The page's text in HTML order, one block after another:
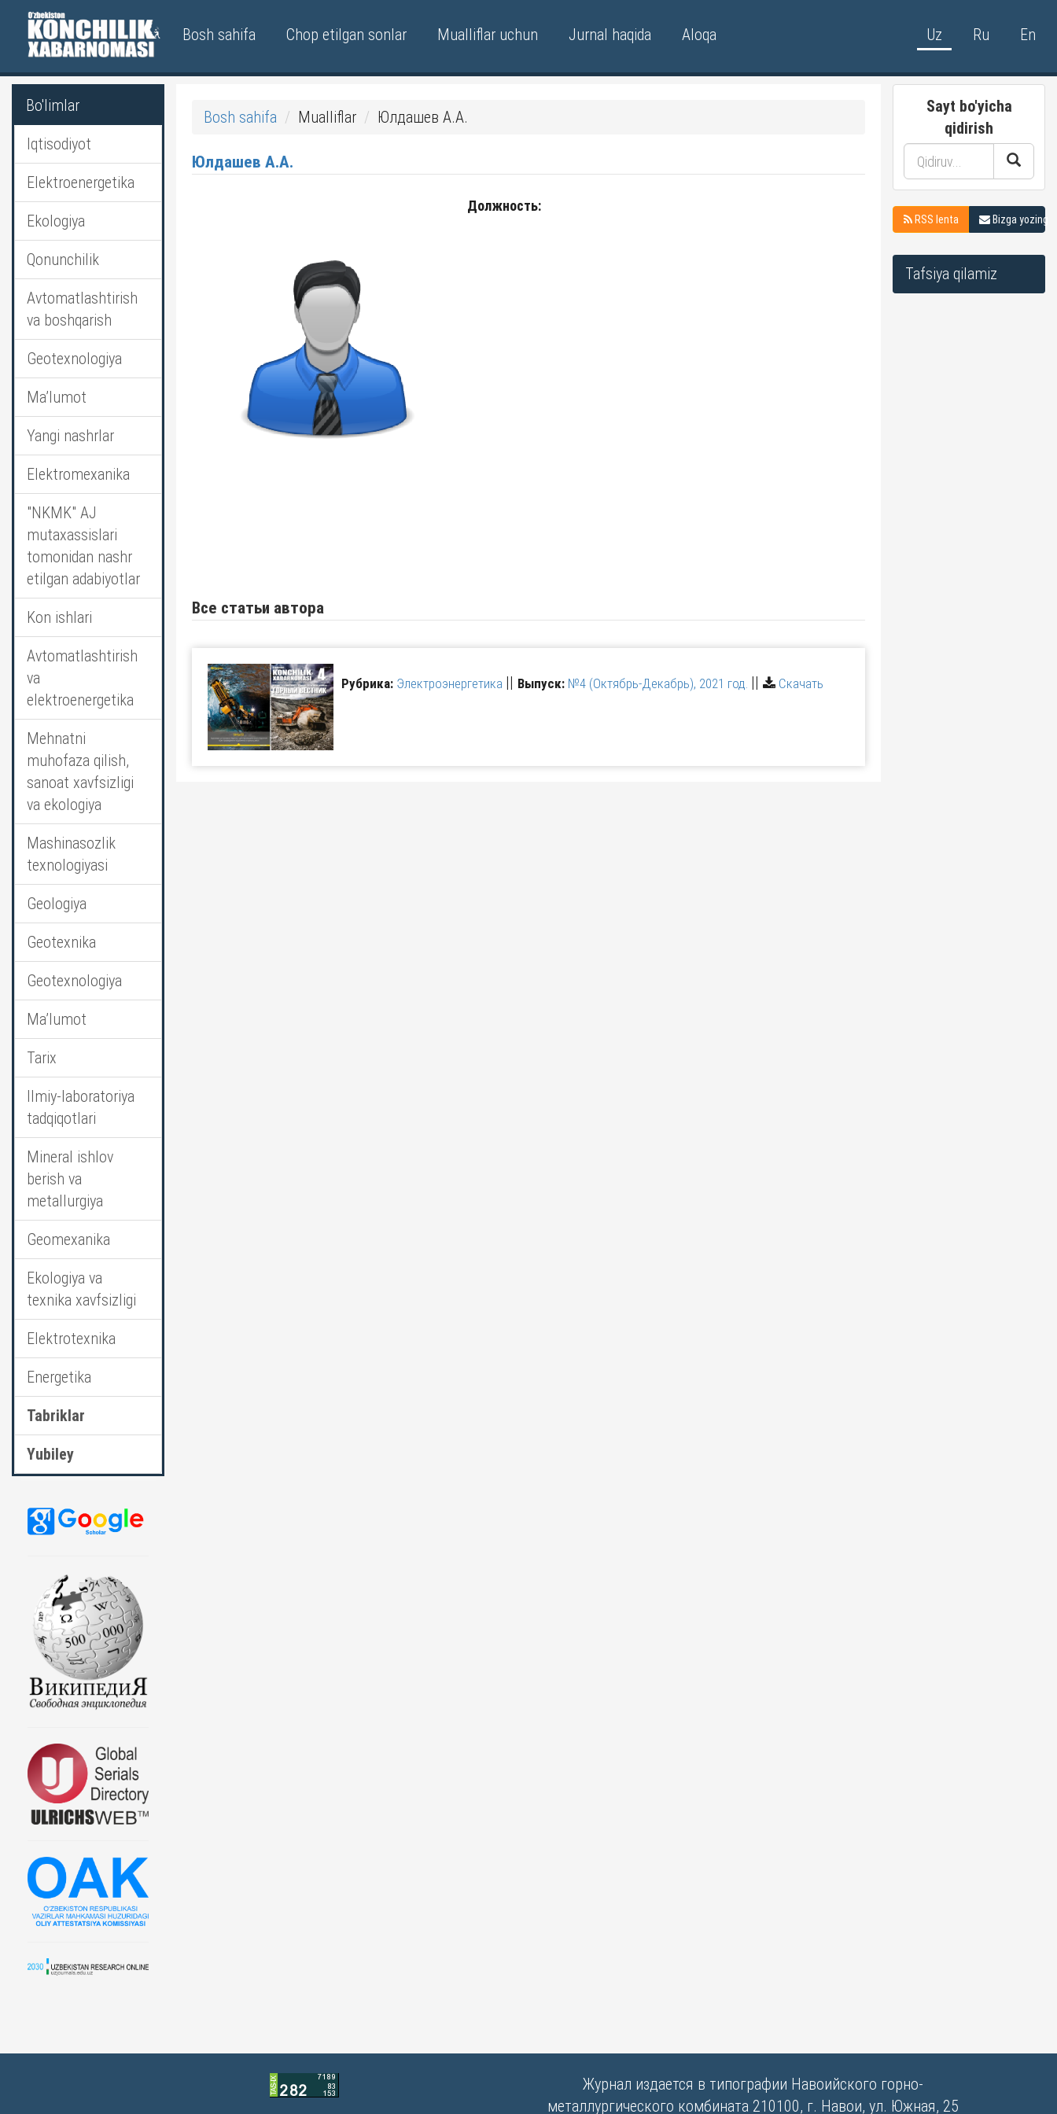
Bosh sahifa Chop etilgan sonlar Mualliflar uchun Jurnal haqida Aloqa Uz Ru En
Bo'limlar
Iqtisodiyot
Elektroenergetika
Ekologiya
Qonunchilik
Avtomatlashtirish
va boshqarish
Geotexnologiya
Ma’lumot
Yangi nashrlar
Elektromexanika
"NKMK" AJ
mutaxassislari
tomonidan nashr
etilgan adabiyotlar
Kon ishlari
Avtomatlashtirish
va
elektroenergetika
Mehnatni
muhofaza qilish,
sanoat xavfsizligi
va ekologiya
Mashinasozlik
texnologiyasi
Geologiya
Geotexnika
Geotexnologiya
Ma’lumot
Tarix
Ilmiy-laboratoriya
tadqiqotlari
Mineral ishlov
berish va
metallurgiya
Geomexanika
Ekologiya va
texnika xavfsizligi
Elektrotexnika
Energetika
Tabriklar
Yubiley
Bosh sahifa Mualliflar Юлдашев А.А.
Юлдашев А.А.
Должность:
Все статьи автора
Рубрика: Электроэнергетика || Выпуск: №4 (Октябрь-Декабрь), 2021 год. || Скачать
Sayt bo'yicha
qidirish
RSS lenta Bizga yozing
Tafsiya qilamiz
Журнал издается в типографии Навоийского горно-
металлургического комбината 210100, г. Навои, ул. Южная, 25